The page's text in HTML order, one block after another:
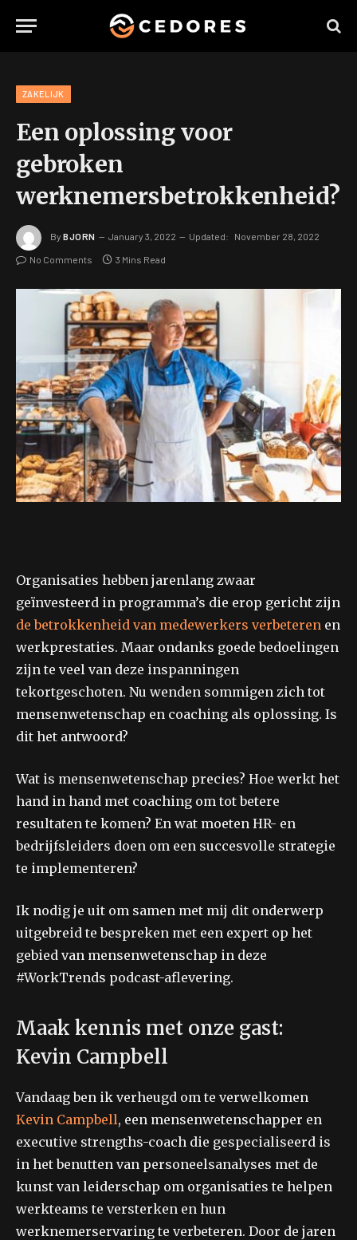
ZAKELIJK
Een oplossing voor
gebroken
werknemersbetrokkenheid?
By BJORN January 3, 2022 Updated: November 28, 2022
No Comments 3 Mins Read
Organisaties hebben jarenlang zwaar
geïnvesteerd in programma’s die erop gericht zijn
de betrokkenheid van medewerkers verbeteren en
werkprestaties. Maar ondanks goede bedoelingen
zijn te veel van deze inspanningen
tekortgeschoten. Nu wenden sommigen zich tot
mensenwetenschap en coaching als oplossing. Is
dit het antwoord?
Wat is mensenwetenschap precies? Hoe werkt het
hand in hand met coaching om tot betere
resultaten te komen? En wat moeten HR- en
bedrijfsleiders doen om een ​​succesvolle strategie
te implementeren?
Ik nodig je uit om samen met mij dit onderwerp
uitgebreid te bespreken met een expert op het
gebied van mensenwetenschap in deze
#WorkTrends podcast-aflevering.
Maak kennis met onze gast:
Kevin Campbell
Vandaag ben ik verheugd om te verwelkomen
Kevin Campbell, een mensenwetenschapper en
executive strengths-coach die gespecialiseerd is
in het benutten van personeelsanalyses met de
kunst van leiderschap om organisaties te helpen
werkteams te versterken en hun
werknemerservaring te verbeteren. Door de jaren